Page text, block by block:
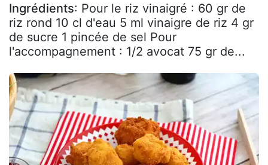
Ingrédients: Pour le riz vinaigré : 60 gr de
riz rond 10 cl d'eau 5 ml vinaigre de riz 4 gr
de sucre 1 pincée de sel Pour
l'accompagnement : 1/2 avocat 75 gr de...